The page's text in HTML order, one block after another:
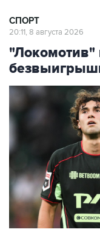
СПОРТ
20:11, 8 августа 2026